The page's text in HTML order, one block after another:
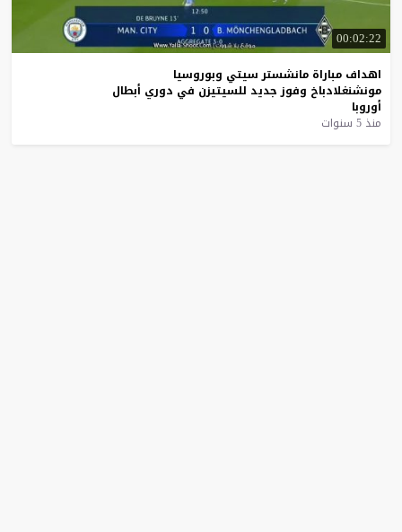
00:02:22
اهداف مباراة مانشستر سيتي وبوروسيا
مونشنغلادباخ وفوز جديد للسيتيزن في دوري أبطال
أوروبا
منذ 5 سنوات